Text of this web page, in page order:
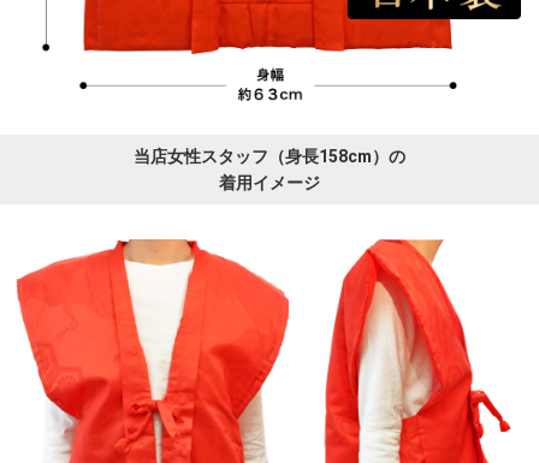
当店女性スタッフ（身長158cm）の
着用イメージ